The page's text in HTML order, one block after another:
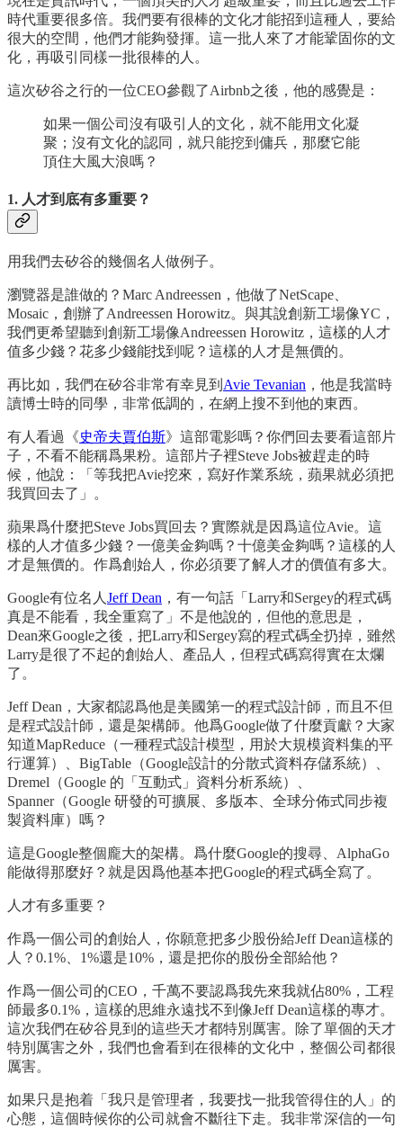
時代重要很多倍。我們要有很棒的文化才能招到這種人，要給
很大的空間，他們才能夠發揮。這一批人來了才能鞏固你的文
化，再吸引同樣一批很棒的人。
這次矽谷之行的一位CEO參觀了Airbnb之後，他的感覺是：
如果一個公司沒有吸引人的文化，就不能用文化凝
聚；沒有文化的認同，就只能挖到傭兵，那麼它能
頂住大風大浪嗎？
1. 人才到底有多重要？
用我們去矽谷的幾個名人做例子。
瀏覽器是誰做的？Marc Andreessen，他做了NetScape、
Mosaic，創辦了Andreessen Horowitz。與其說創新工場像YC，
我們更希望聽到創新工場像Andreessen Horowitz，這樣的人才
值多少錢？花多少錢能找到呢？這樣的人才是無價的。
再比如，我們在矽谷非常有幸見到 Avie Tevanian ，他是我當時
讀博士時的同學，非常低調的，在網上搜不到他的東西。
有人看過《史帝夫賈伯斯》這部電影嗎？你們回去要看這部片
子，不看不能稱爲果粉。這部片子裡Steve Jobs被趕走的時
候，他說：「等我把Avie挖來，寫好作業系統，蘋果就必須把
我買回去了」。
蘋果爲什麼把Steve Jobs買回去？實際就是因爲這位Avie。這
樣的人才值多少錢？一億美金夠嗎？十億美金夠嗎？這樣的人
才是無價的。作爲創始人，你必須要了解人才的價值有多大。
Google有位名人 Jeff Dean ，有一句話「Larry和Sergey的程式碼
真是不能看，我全重寫了」不是他說的，但他的意思是，
Dean來Google之後，把Larry和Sergey寫的程式碼全扔掉，雖然
Larry是很了不起的創始人、產品人，但程式碼寫得實在太爛
了。
Jeff Dean，大家都認爲他是美國第一的程式設計師，而且不但
是程式設計師，還是架構師。他爲Google做了什麼貢獻？大家
知道MapReduce（一種程式設計模型，用於大規模資料集的平
行運算）、BigTable（Google設計的分散式資料存儲系統）、
Dremel（Google 的「互動式」資料分析系統）、
Spanner（Google 研發的可擴展、多版本、全球分佈式同步複
製資料庫）嗎？
這是Google整個龐大的架構。爲什麼Google的搜尋、AlphaGo
能做得那麼好？就是因爲他基本把Google的程式碼全寫了。
人才有多重要？
作爲一個公司的創始人，你願意把多少股份給Jeff Dean這樣的
人？0.1%、1%還是10%，還是把你的股份全部給他？
作爲一個公司的CEO，千萬不要認爲我先來我就佔80%，工程
師最多0.1%，這樣的思維永遠找不到像Jeff Dean這樣的專才。
這次我們在矽谷見到的這些天才都特別厲害。除了單個的天才
特別厲害之外，我們也會看到在很棒的文化中，整個公司都很
厲害。
如果只是抱着「我只是管理者，我要找一批我管得住的人」的
心態，這個時候你的公司就會不斷往下走。我非常深信的一句